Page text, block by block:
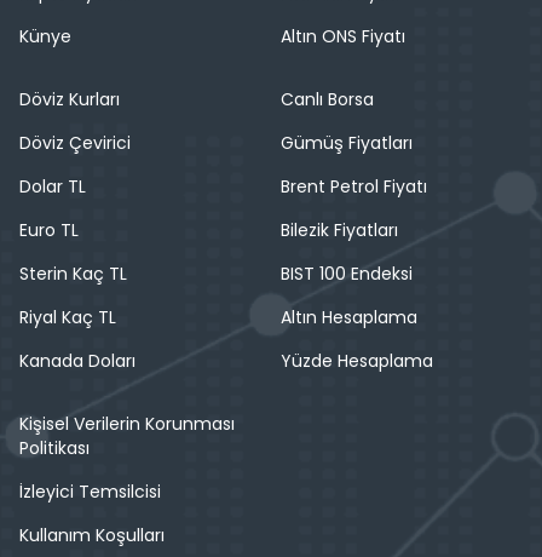
Künye
Altın ONS Fiyatı
Döviz Kurları
Döviz Çevirici
Dolar TL
Euro TL
Sterin Kaç TL
Riyal Kaç TL
Kanada Doları
Canlı Borsa
Gümüş Fiyatları
Brent Petrol Fiyatı
Bilezik Fiyatları
BIST 100 Endeksi
Altın Hesaplama
Yüzde Hesaplama
Kişisel Verilerin Korunması
Politikası
İzleyici Temsilcisi
Kullanım Koşulları